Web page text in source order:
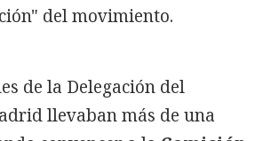
del movimiento.
de la Delegación del
llevaban más de una